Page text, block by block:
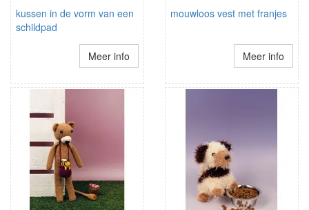
kussen in de vorm van een
schildpad
Meer info
mouwloos vest met franjes
Meer info